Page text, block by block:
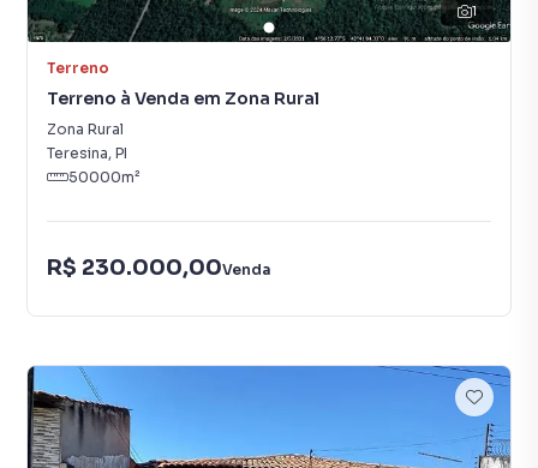
1
Terreno
Terreno à Venda em Zona Rural
Zona Rural
Teresina, PI
50000m²
R$ 230.000,00Venda